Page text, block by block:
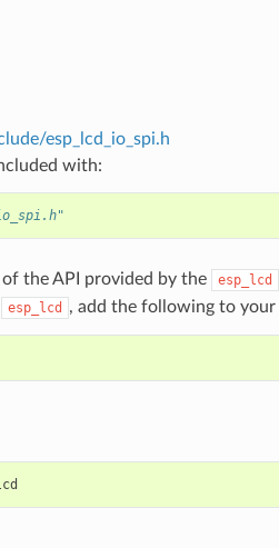
esp_lcd_io_spi.h
with:
the API provided by the esp_lcd
esp_lcd , add the following to